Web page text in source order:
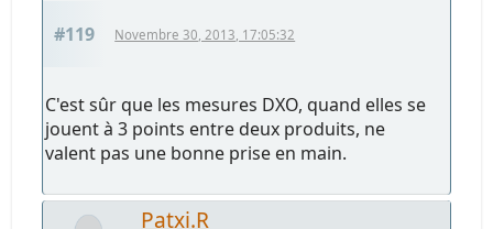
#119 Novembre 30, 2013, 17:05:32
C'est sûr que les mesures DXO, quand elles se
jouent à 3 points entre deux produits, ne
valent pas une bonne prise en main.
Patxi.R